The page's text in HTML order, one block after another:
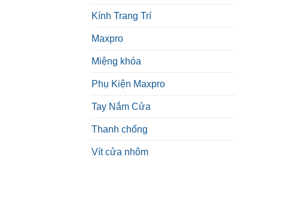
Kính Trang Trí
Maxpro
Miệng khóa
Phụ Kiện Maxpro
Tay Nắm Cửa
Thanh chống
Vít cửa nhôm